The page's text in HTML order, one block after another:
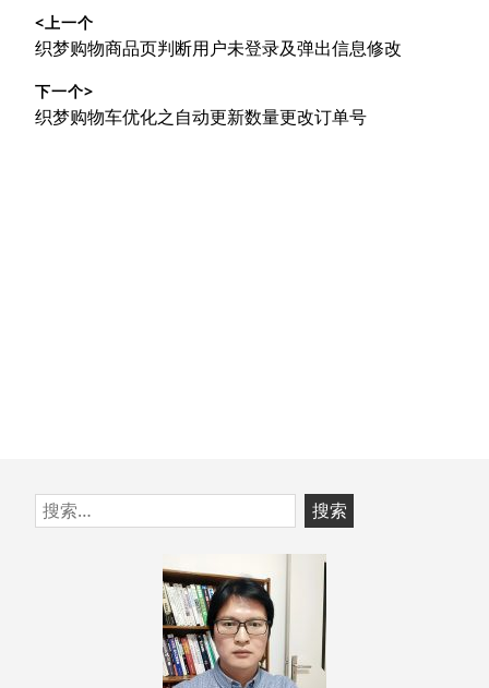
章
导
航
<上一个
上
文
章：
织梦购物商品页判断用户未登录及弹出信息修改
下一个>
下
织梦购物车优化之自动更新数量更改订单号
跳
至
搜
索：